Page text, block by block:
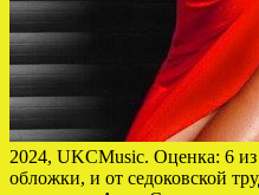
2024, UKCMusic. Оценка: 6 из
обложки, и от седоковской